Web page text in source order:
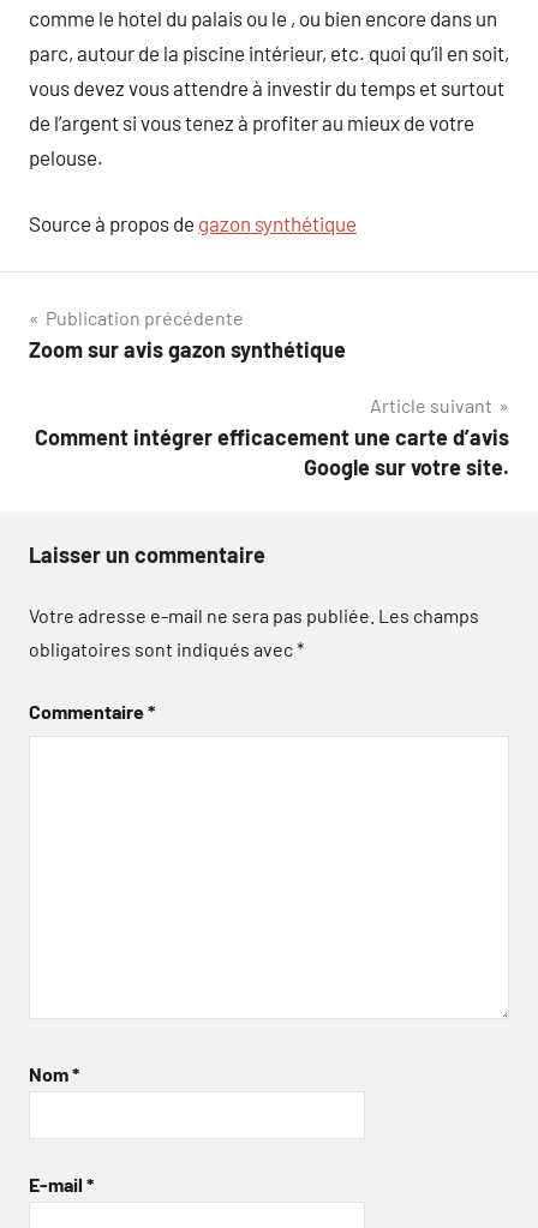
comme le hotel du palais ou le , ou bien encore dans un
parc, autour de la piscine intérieur, etc. quoi qu’il en soit,
vous devez vous attendre à investir du temps et surtout
de l’argent si vous tenez à profiter au mieux de votre
pelouse.
Source à propos de gazon synthétique
Navigation
de
Publication précédente
Zoom sur avis gazon synthétique
Article suivant
Comment intégrer efficacement une carte d’avis
Google sur votre site.
Laisser un commentaire
Votre adresse e-mail ne sera pas publiée. Les champs
obligatoires sont indiqués avec*
Commentaire*
Nom*
E-mail *